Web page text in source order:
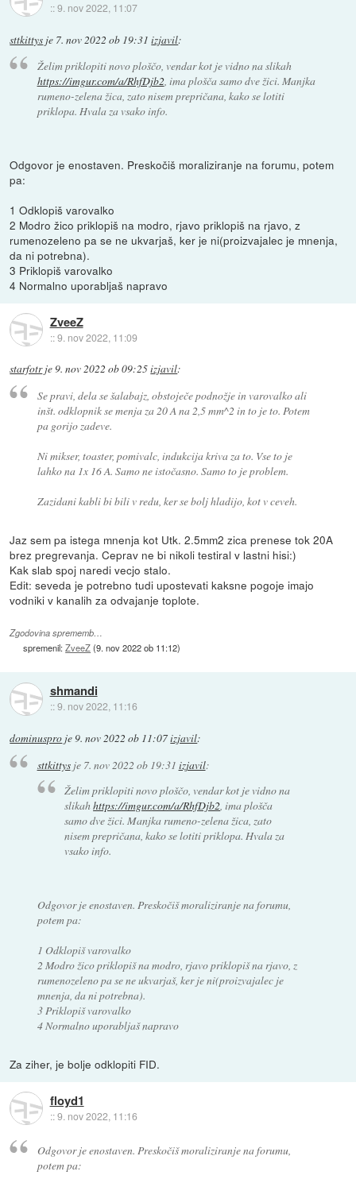
::9. nov 2022, 11:07
sttkittys je 7. nov 2022 ob 19:31 izjavil:
Želim priklopiti novo ploščo, vendar kot je vidno na slikah
https://imgur.com/a/RhfDjb2, ima plošča samo dve žici. Manjka
rumeno-zelena žica, zato nisem prepričana, kako se lotiti
priklopa. Hvala za vsako info.
Odgovor je enostaven. Preskočiš moraliziranje na forumu, potem
pa:
1 Odklopiš varovalko
2 Modro žico priklopiš na modro, rjavo priklopiš na rjavo, z
rumenozeleno pa se ne ukvarjaš, ker je ni(proizvajalec je mnenja,
da ni potrebna).
3 Priklopiš varovalko
4 Normalno uporabljaš napravo
ZveeZ
::9. nov 2022, 11:09
starfotrje9. nov 2022 ob 09:25izjavil:
Se pravi, dela se šalabajz, obstoječe podnožje in varovalko ali
inšt. odklopnik se menja za 20 A na 2,5 mm^2 in to je to. Potem
pa gorijo zadeve.
Ni mikser, toaster, pomivalc, indukcija kriva za to. Vse to je
lahko na 1x 16 A. Samo ne istočasno. Samo to je problem.
Zazidani kabli bi bili v redu, ker se bolj hladijo, kot v ceveh.
Jaz sem pa istega mnenja kot Utk. 2.5mm2 zica prenese tok 20A
brez pregrevanja. Ceprav ne bi nikoli testiral v lastni hisi:)
Kak slab spoj naredi vecjo stalo.
Edit: seveda je potrebno tudi upostevati kaksne pogoje imajo
vodniki v kanalih za odvajanje toplote.
Zgodovina sprememb…
spremenil:ZveeZ(9. nov 2022 ob 11:12)
shmandi
::9. nov 2022, 11:16
dominuspro je9. nov 2022 ob 11:07izjavil:
sttkittysje 7. nov 2022 ob 19:31 izjavil:
Želim priklopiti novo ploščo, vendar kot je vidno na
slikahhttps://imgur.com/a/RhfDjb2, ima plošča
samo dve žici. Manjka rumeno-zelena žica, zato
nisem prepričana, kako se lotiti priklopa. Hvala za
vsako info.
Odgovor je enostaven. Preskočiš moraliziranje na forumu,
potem pa:
1 Odklopiš varovalko
2 Modro žico priklopiš na modro, rjavo priklopiš na rjavo, z
rumenozeleno pa se ne ukvarjaš, ker je ni(proizvajalec je
mnenja, da ni potrebna).
3 Priklopiš varovalko
4 Normalno uporabljaš napravo
Za ziher, je bolje odklopiti FID.
floyd1
::9. nov 2022, 11:16
Odgovor je enostaven. Preskočiš moraliziranje na forumu,
potem pa: